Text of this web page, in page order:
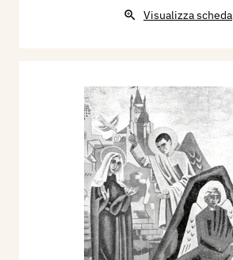
Visualizza scheda